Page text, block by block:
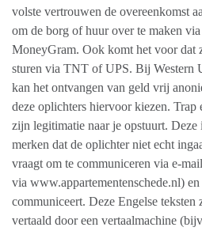
volste vertrouwen de overeenkomst
om de borg of huur over te maken
MoneyGram. Ook komt het voor dat
sturen via TNT of UPS. Bij Western
kan het ontvangen van geld vrij
deze oplichters hiervoor kiezen. Trap
zijn legitimatie naar je opstuurt. Deze
merken dat de oplichter niet echt
vraagt om te communiceren via e-
via www.appartementenschede.nl)
communiceert. Deze Engelse
vertaald door een vertaalmachine